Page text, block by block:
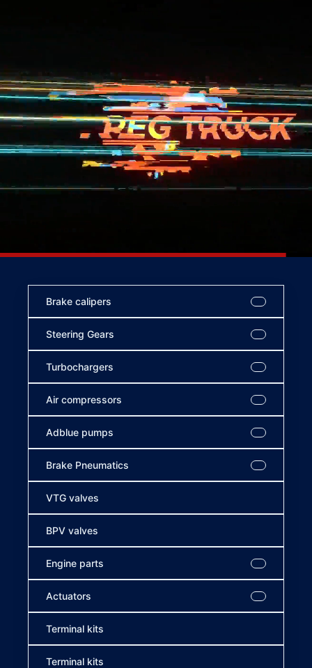
Brake calipers
Steering Gears
Turbochargers
Air compressors
Adblue pumps
Brake Pneumatics
VTG valves
BPV valves
Engine parts
Actuators
Terminal kits
Terminal kits